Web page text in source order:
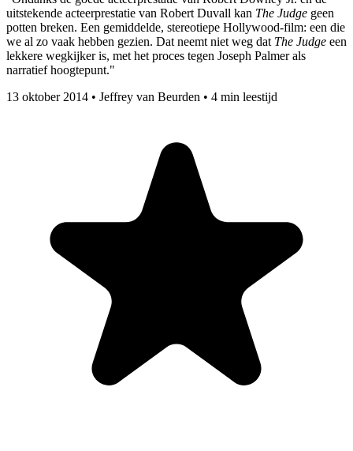
uitstekende acteerprestatie van Robert Duvall kan The Judge geen
potten breken. Een gemiddelde, stereotiepe Hollywood-film: een die
we al zo vaak hebben gezien. Dat neemt niet weg dat The Judge een
lekkere wegkijker is, met het proces tegen Joseph Palmer als
narratief hoogtepunt."
13 oktober 2014 • Jeffrey van Beurden • 4 min leestijd